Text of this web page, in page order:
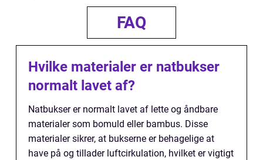
FAQ
Hvilke materialer er natbukser
normalt lavet af?
Natbukser er normalt lavet af lette og åndbare
materialer som bomuld eller bambus. Disse
materialer sikrer, at bukserne er behagelige at
have på og tillader luftcirkulation, hvilket er vigtigt